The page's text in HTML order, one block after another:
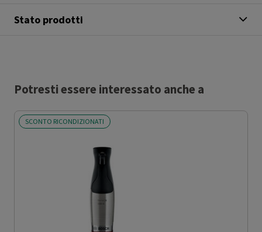
Stato prodotti
Potresti essere interessato anche a
SCONTO RICONDIZIONATI